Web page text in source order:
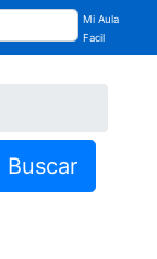
Mi Aula
Facil
Buscar